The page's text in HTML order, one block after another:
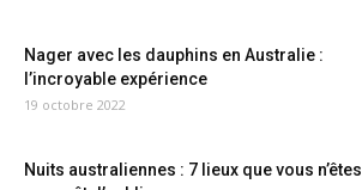
Nager avec les dauphins en Australie :
l’incroyable expérience
19 octobre 2022
Nuits australiennes : 7 lieux que vous n’êtes